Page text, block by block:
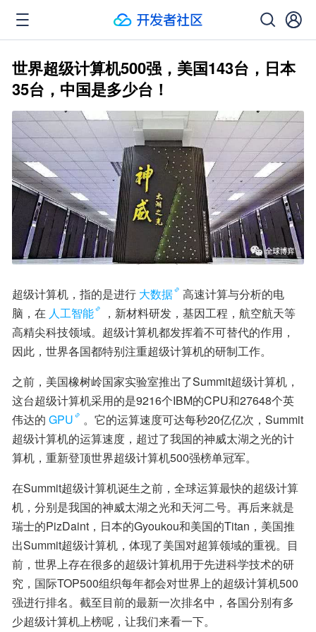
世界超级计算机500强，美国143台，日本
35台，中国是多少台！
超级计算机，指的是进行 大数据
高速计算与分析的电
脑，在 人工智能
，新材料研发，基因工程，航空航天等
高精尖科技领域。超级计算机都发挥着不可替代的作用，
因此，世界各国都特别注重超级计算机的研制工作。
之前，美国橡树岭国家实验室推出了Summit超级计算机，
这台超级计算机采用的是9216个IBM的CPU和27648个英
伟达的 GPU
。它的运算速度可达每秒20亿亿次，Summit
超级计算机的运算速度，超过了我国的神威太湖之光的计
算机，重新登顶世界超级计算机500强榜单冠军。
在Summit超级计算机诞生之前，全球运算最快的超级计算
机，分别是我国的神威太湖之光和天河二号。再后来就是
瑞士的PizDaint，日本的Gyoukou和美国的Titan，美国推
出Summit超级计算机，体现了美国对超算领域的重视。目
前，世界上存在很多的超级计算机用于先进科学技术的研
究，国际TOP500组织每年都会对世界上的超级计算机500
强进行排名。截至目前的最新一次排名中，各国分别有多
少超级计算机上榜呢，让我们来看一下。